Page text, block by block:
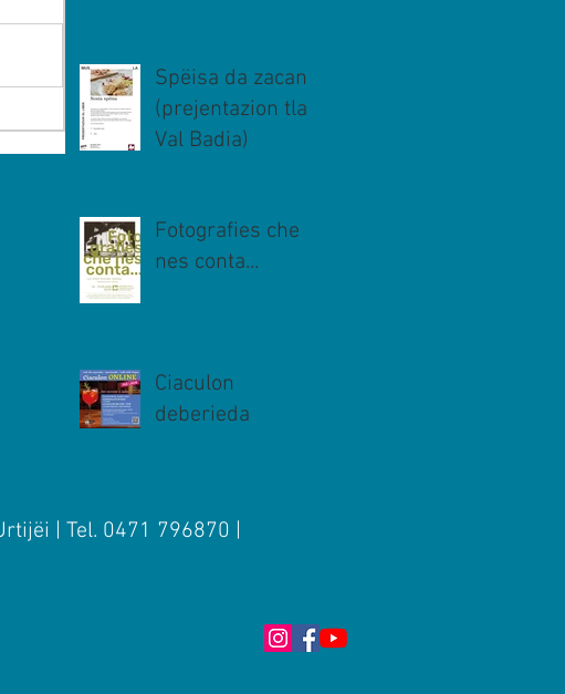
Spëisa da zacan
(prejentazion tla
Val Badia)
Fotografies che
nes conta...
Ciaculon
deberieda
| Tel. 0471 796870 |